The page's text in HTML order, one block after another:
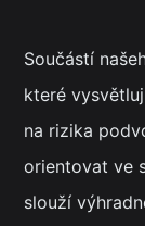
Součástí
které
na rizika
orientovat ve
slouží